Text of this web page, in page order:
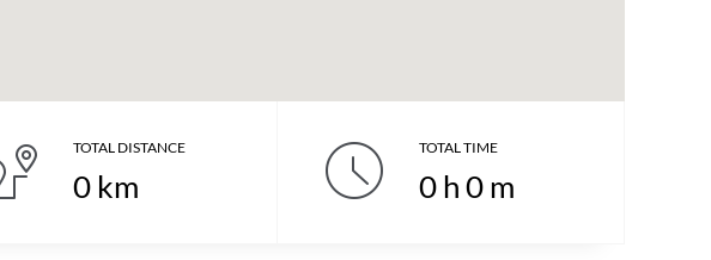
TOTAL DISTANCE
0 km
TOTAL TIME
0h0m